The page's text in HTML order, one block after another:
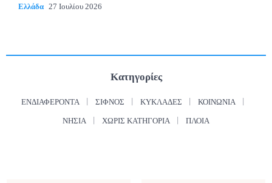
Ελλάδα 27 Ιουλίου 2026
Κατηγορίες
ΕΝΔΙΑΦΈΡΟΝΤΑ ΣΊΦΝΟΣ ΚΥΚΛΆΔΕΣ ΚΟΙΝΩΝΊΑ
ΝΗΣΙΆ ΧΩΡΊΣ ΚΑΤΗΓΟΡΊΑ ΠΛΟΊΑ